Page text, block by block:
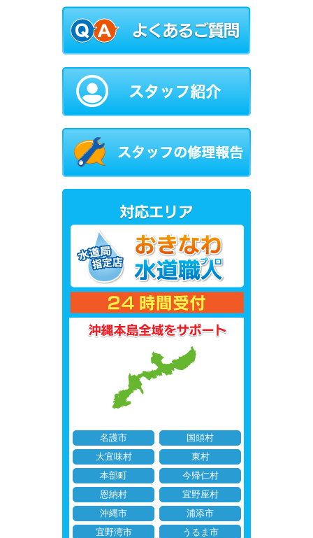
名護市
国頭村
大宜味村
東村
本部町
今帰仁村
恩納村
宜野座村
沖縄市
浦添市
宜野湾市
うるま市